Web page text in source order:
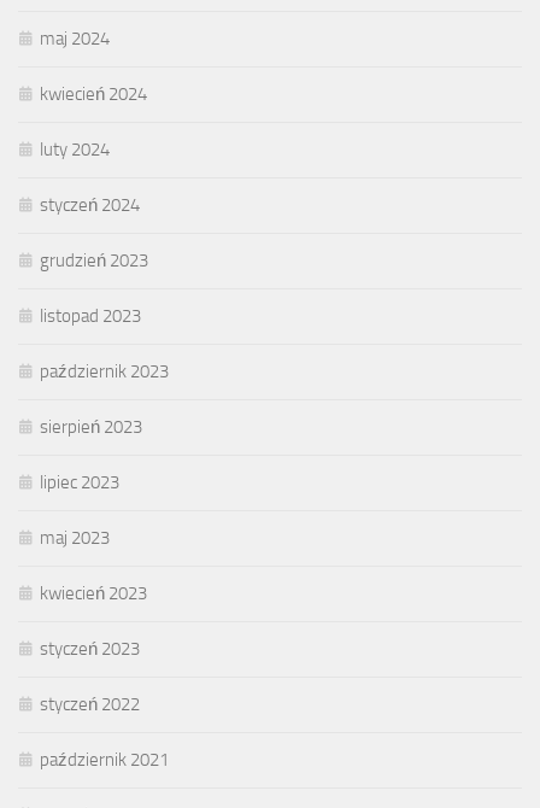
maj 2024
kwiecień 2024
luty 2024
styczeń 2024
grudzień 2023
listopad 2023
październik 2023
sierpień 2023
lipiec 2023
maj 2023
kwiecień 2023
styczeń 2023
styczeń 2022
październik 2021